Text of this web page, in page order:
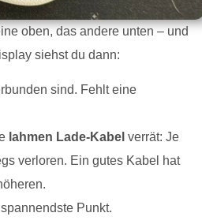
oben, das andere unten – und
siehst du dann:
sind. Fehlt eine
lahmen Lade-Kabel verrät: Je
verloren. Ein gutes Kabel hat
Punkt.